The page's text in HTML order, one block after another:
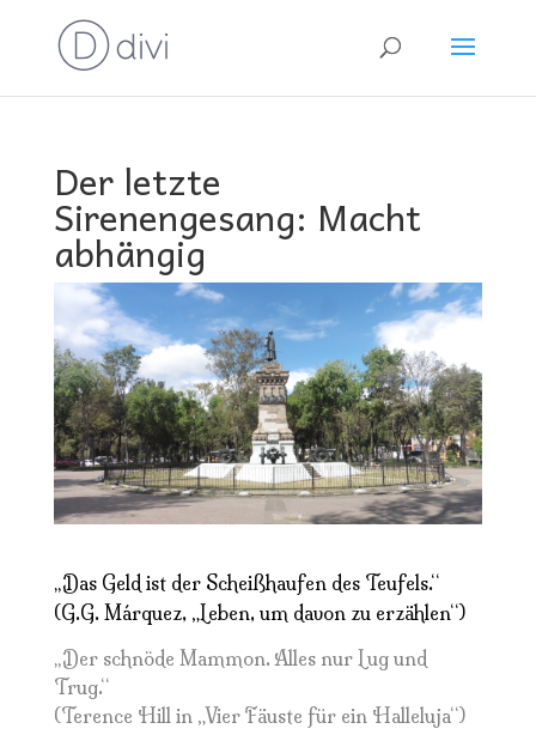
Der letzte
Sirenengesang: Macht
abhängig
„Das Geld ist der Scheißhaufen des Teufels.“
(G.G. Márquez, „Leben, um davon zu erzählen“)
„Der schnöde Mammon. Alles nur Lug und
Trug.“
(Terence Hill in „Vier Fäuste für ein Halleluja“)